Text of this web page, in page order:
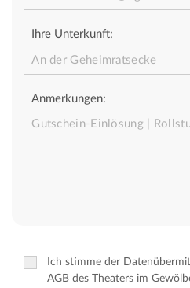
Ihre Unterkunft:
Anmerkungen:
Ich stimme der
AGB des Theaters im